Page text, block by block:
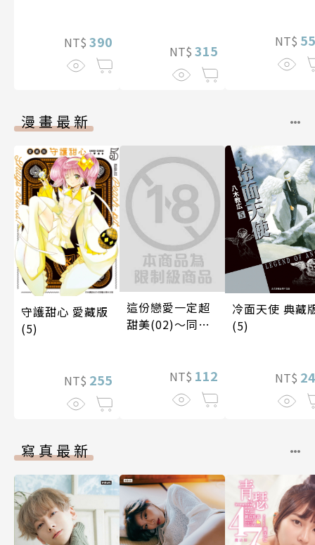
NT$ 390
NT$ 315
NT$
漫畫最新
守護甜心 愛藏版
(5)
NT$ 255
這份戀愛一定超
甜美(02)～同居
NT$ 112
冷面天使 典藏
(5)
NT$
寫真最新